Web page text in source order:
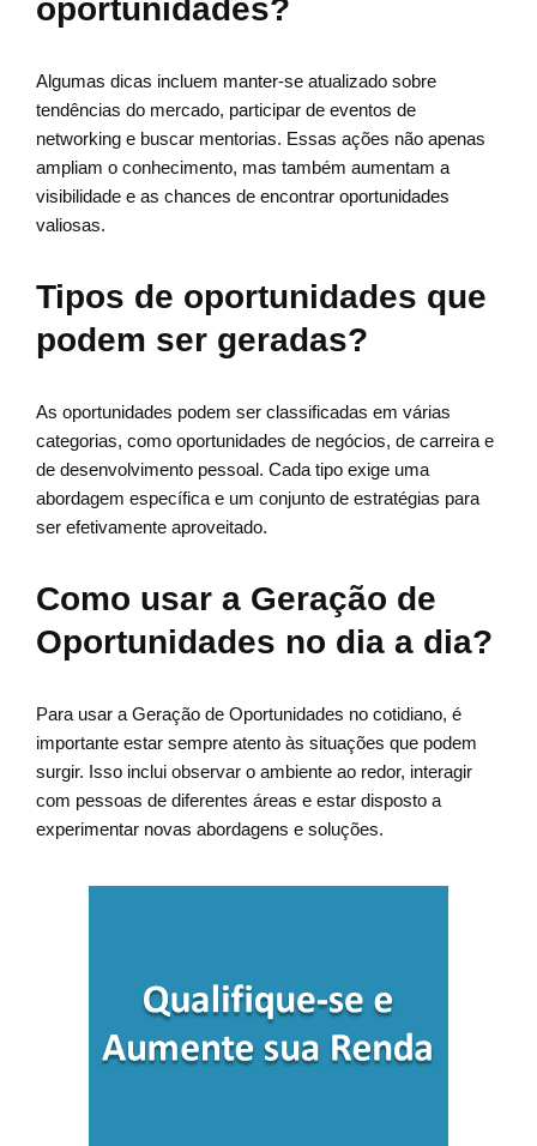
oportunidades?
Algumas dicas incluem manter-se atualizado sobre
tendências do mercado, participar de eventos de
networking e buscar mentorias. Essas ações não apenas
ampliam o conhecimento, mas também aumentam a
visibilidade e as chances de encontrar oportunidades
valiosas.
Tipos de oportunidades que
podem ser geradas?
As oportunidades podem ser classificadas em várias
categorias, como oportunidades de negócios, de carreira e
de desenvolvimento pessoal. Cada tipo exige uma
abordagem específica e um conjunto de estratégias para
ser efetivamente aproveitado.
Como usar a Geração de
Oportunidades no dia a dia?
Para usar a Geração de Oportunidades no cotidiano, é
importante estar sempre atento às situações que podem
surgir. Isso inclui observar o ambiente ao redor, interagir
com pessoas de diferentes áreas e estar disposto a
experimentar novas abordagens e soluções.